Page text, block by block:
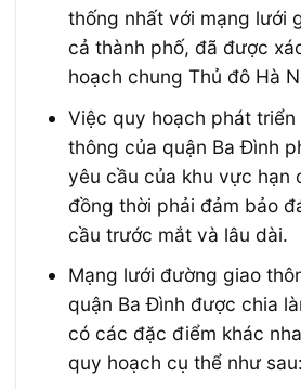
thống nhất với mạng lưới
cả thành phố, đã được
hoạch chung Thủ đô Hà
Việc quy hoạch phát
thông của quận Ba Đình
yêu cầu của khu vực hạn
đồng thời phải đảm bảo
cầu trước mắt và lâu dài.
Mạng lưới đường giao
quận Ba Đình được chia
có các đặc điểm khác
quy hoạch cụ thể như sau: